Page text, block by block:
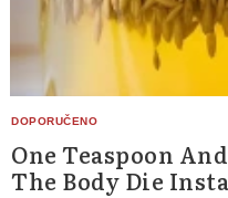
One Teaspoon
The Body Die